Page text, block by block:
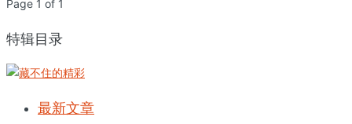
Page 1 of 1
特辑目录
最新文章